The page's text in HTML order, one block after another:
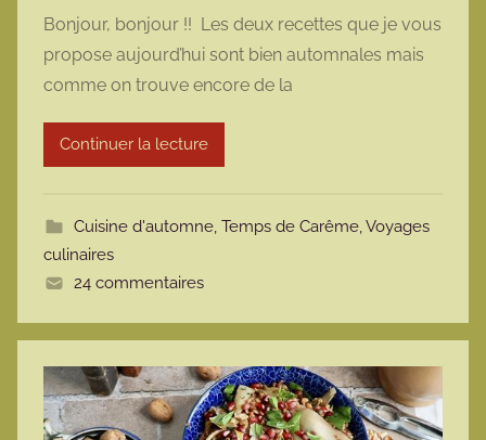
r
m
a
r
t
Bonjour, bonjour !! Les deux recettes que je vous
propose aujourd’hui sont bien automnales mais
comme on trouve encore de la
Continuer la lecture
Cuisine d'automne, Temps de Carême,Voyages
culinaires
24 commentaires